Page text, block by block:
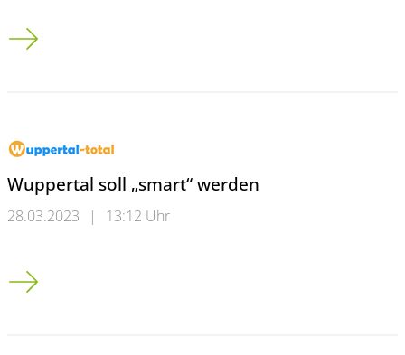
„Standing for Freedom“: Die Pflicht zur Solidarität
Wuppertal soll „smart“ werden
28.03.2023 | 13:12 Uhr
Wuppertal soll „smart“ werden